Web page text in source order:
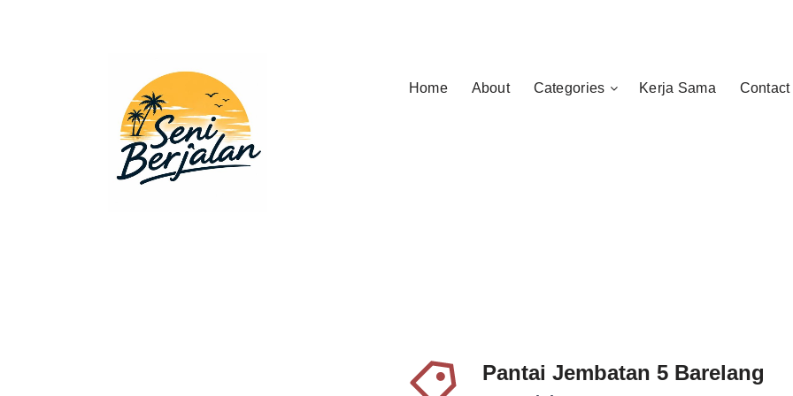
Home About Categories Kerja Sama Contact
Pantai Jembatan 5 Barelang